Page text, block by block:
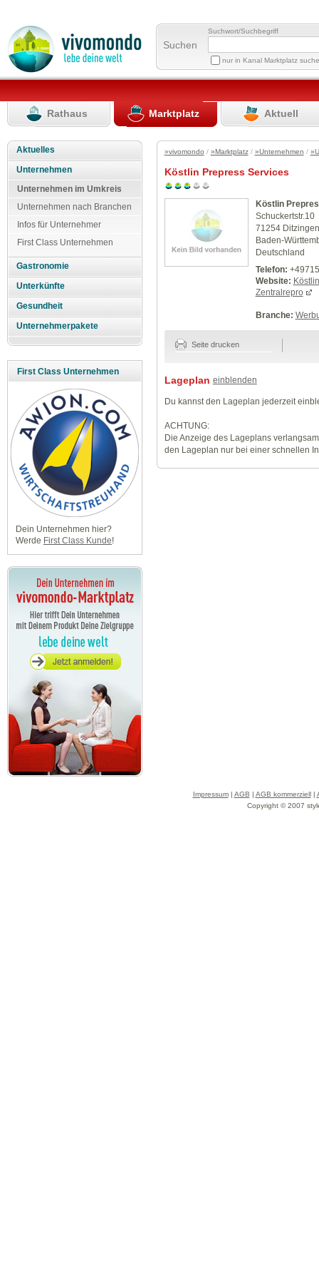
Suchen
Suchwort/Suchbegriff
nur in Kanal Marktplatz
Rathaus Marktplatz Aktuell
Aktuelles
Unternehmen
Unternehmen im Umkreis
Unternehmen nach Branchen
Infos für Unternehmer
First Class Unternehmen
Gastronomie
Unterkünfte
Gesundheit
Unternehmerpakete
First Class Unternehmen
Dein Unternehmen hier?
Werde First Class Kunde!
»vivomondo / »Marktplatz/ »Unternehmen /
Köstlin Prepress Services
Köstlin
Schuckertstr.10
71254 Ditzingen
Baden-
Deutschland
Telefon:
Website:
Zentralrepro
Branche:
Seite drucken
Lageplan einblenden
Du kannst den Lageplan jederzeit
ACHTUNG:
Die Anzeige des Lageplans
den Lageplan nur bei einer schnellen
Impressum| AGB | AGB kommerziell|
Copyright © 2007